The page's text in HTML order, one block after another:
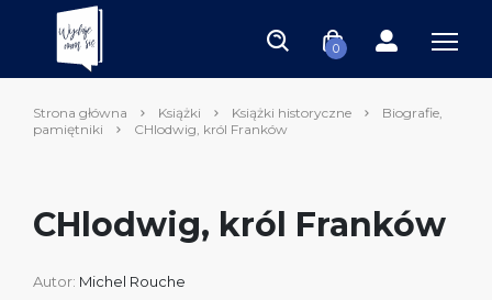
0
Strona główna Książki Książki historyczne
Biografie,
pamiętniki
CHlodwig, król Franków
CHlodwig, król Franków
Autor: Michel Rouche